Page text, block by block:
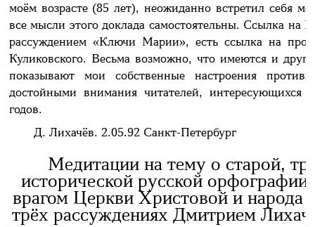
моём возрасте (85 лет), неожиданно встретил себя
все мысли этого доклада самостоятельны. Ссылка на
рассуждением «Ключи Марии», есть ссылка на
Куликовского. Весьма возможно, что имеются и
показывают мои собственные настроения
достойными внимания читателей, интересующихся
годов.
Д. Лихачёв. 2.05.92 Санкт-Петербург
Медитации на тему о старой,
исторической русской
врагом Церкви Христовой и народа
трёх рассуждениях Дмитрием